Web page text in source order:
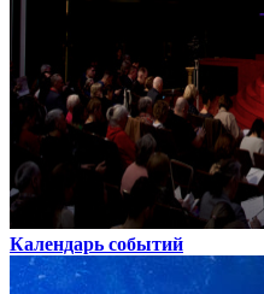
Календарь событий